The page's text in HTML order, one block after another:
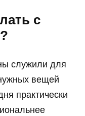
с
служили для
вещей
практически